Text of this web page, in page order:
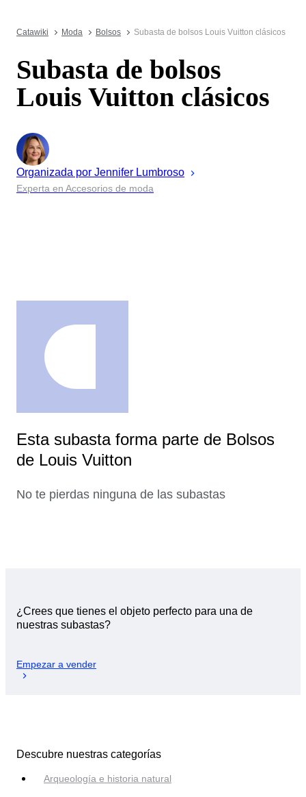
Catawiki Moda Bolsos Subasta de bolsos Louis Vuitton clásicos
Subasta de bolsos
Louis Vuitton clásicos
Organizada por Jennifer Lumbroso
Experta en Accesorios de moda
Esta subasta forma parte de Bolsos
de Louis Vuitton
No te pierdas ninguna de las subastas
¿Crees que tienes el objeto perfecto para una de
nuestras subastas?
Empezar a vender
Descubre nuestras categorías
Arqueología e historia natural